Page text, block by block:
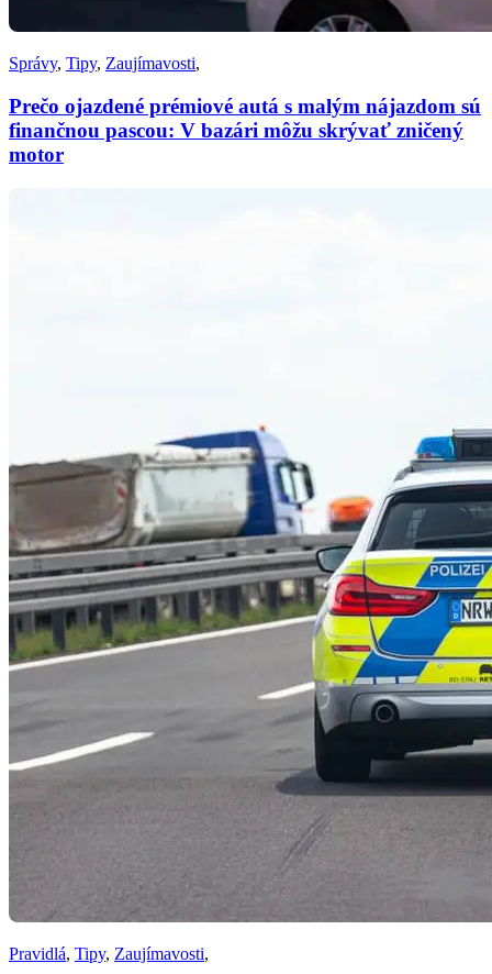
Správy, Tipy, Zaujímavosti,
Prečo ojazdené prémiové autá s malým nájazdom sú
finančnou pascou: V bazári môžu skrývať zničený
motor
Pravidlá, Tipy, Zaujímavosti,